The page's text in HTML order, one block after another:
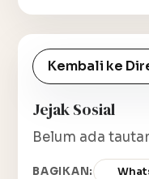
Kembali ke
Jejak Sosial
Belum ada
BAGIKAN: